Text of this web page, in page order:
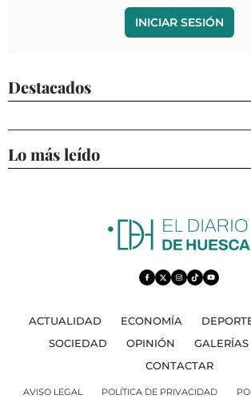
INICIAR SESIÓN
Destacados
Lo más leído
ACTUALIDAD ECONOMÍA
SOCIEDAD
OPINIÓN GALERÍAS
CONTACTAR
AVISO LEGAL POLÍTICA DE PRIVACIDAD